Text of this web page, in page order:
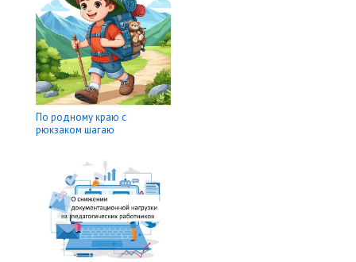
По родному краю с
рюкзаком шагаю